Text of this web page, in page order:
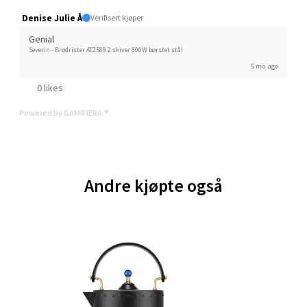
Denise Julie Å Verifisert kjøper
Genial
Severin - Brødrister AT2589 2 skiver 800W børstet stål
5 mo. ago
0 likes
Powered by GAMIFIERA.®
Andre kjøpte også
Falkenborgveien 5, 7044 Trondheim
Ski - Thon Senter Ski
Ski Storsenter, Jernbanesvingen 6, 1400 Ski
Åpent i dag 10-21